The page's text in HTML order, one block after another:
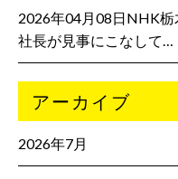
2026年04月08日NHK栃
社長が見事にこなして…
アーカイブ
2026年7月